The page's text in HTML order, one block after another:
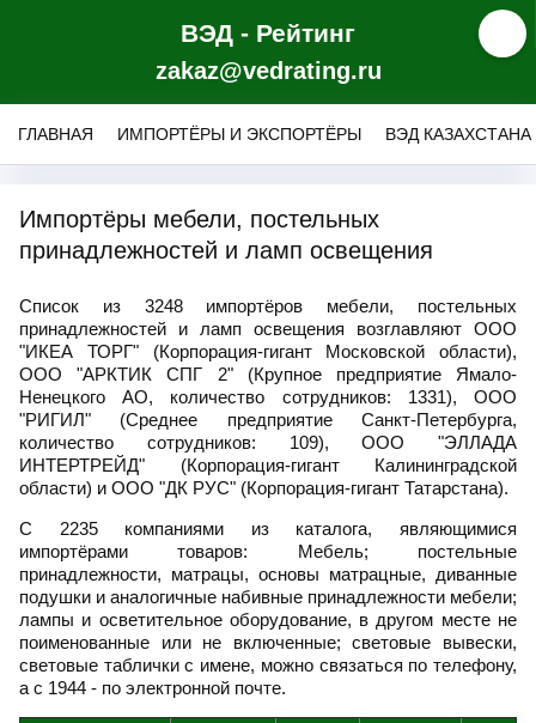
ВЭД - Рейтинг
zakaz@vedrating.ru
ГЛАВНАЯ ИМПОРТЁРЫ И ЭКСПОРТЁРЫ ВЭД КАЗАХСТАНА
Импортёры мебели, постельных
принадлежностей и ламп освещения
Список из 3248 импортёров мебели, постельных
принадлежностей и ламп освещения возглавляют ООО
"ИКЕА ТОРГ" (Корпорация-гигант Московской области),
ООО "АРКТИК СПГ 2" (Крупное предприятие Ямало-
Ненецкого АО, количество сотрудников: 1331), ООО
"РИГИЛ" (Среднее предприятие Санкт-Петербурга,
количество сотрудников: 109), ООО "ЭЛЛАДА
ИНТЕРТРЕЙД" (Корпорация-гигант Калининградской
области) и ООО "ДК РУС" (Корпорация-гигант Татарстана).
С 2235 компаниями из каталога, являющимися
импортёрами товаров: Мебель; постельные
принадлежности, матрацы, основы матрацные, диванные
подушки и аналогичные набивные принадлежности мебели;
лампы и осветительное оборудование, в другом месте не
поименованные или не включенные; световые вывески,
световые таблички с имене, можно связаться по телефону,
а с 1944 - по электронной почте.